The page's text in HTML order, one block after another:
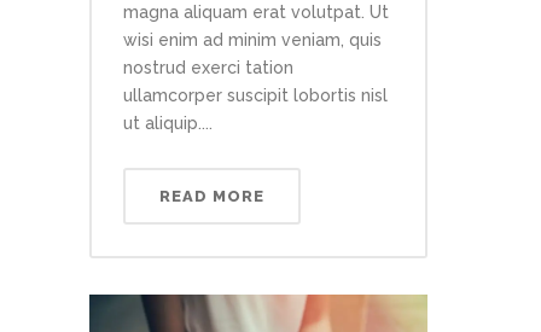
magna aliquam erat volutpat. Ut
wisi enim ad minim veniam, quis
nostrud exerci tation
ullamcorper suscipit lobortis nisl
ut aliquip....
READ MORE